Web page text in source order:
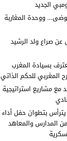
الجديد
ووحدة المغاربة
صراع ولد الرشيد
بسيادة المغرب
المغربي للحكم الذاتي
مع مشاريع استراتيجية
بتطوان حفل أداء
المدارس والمعاهد